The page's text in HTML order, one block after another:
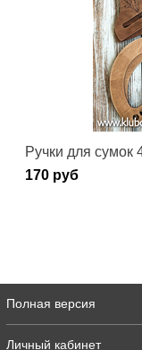
Ручки для
170 руб
Полная версия
Личный кабинет